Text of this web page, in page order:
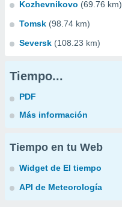
Kozhevnikovo (69.76 km)
Tomsk (98.74 km)
Seversk (108.23 km)
Tiempo...
PDF
Más información
Tiempo en tu Web
Widget de El tiempo
API de Meteorología